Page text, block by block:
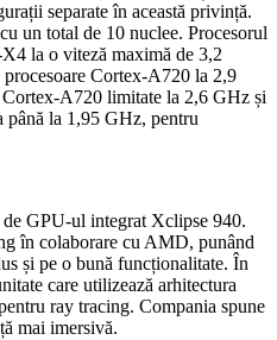
separate în această privință.
un total de 10 nuclee. Procesorul
la o viteză maximă de 3,2
Cortex-A720 la 2,9
A720 limitate la 2,6 GHz și
la 1,95 GHz, pentru
GPU-ul integrat Xclipse 940.
în colaborare cu AMD, punând
și pe o bună funcționalitate. În
care utilizează arhitectura
ray tracing. Compania spune
mai imersivă.